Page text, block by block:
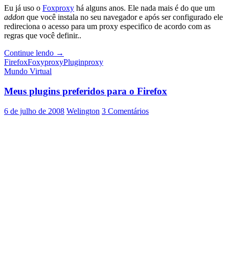
Eu já uso o Foxproxy há alguns anos. Ele nada mais é do que um
addon que você instala no seu navegador e após ser configurado ele
redireciona o acesso para um proxy especifico de acordo com as
regras que você definir..
Continue lendo Gerenciando
vários
navegador
usando
Foxproxy
→
FirefoxFoxyproxyPluginproxy
Mundo Virtual
Meus plugins preferidos para o Firefox
6 de julho de 2008 Welington 3 Comentários